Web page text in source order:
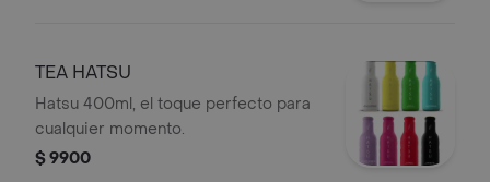
TEA HATSU
Hatsu 400ml, el toque perfecto para
cualquier momento.
$ 9900